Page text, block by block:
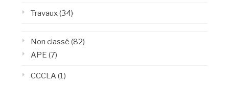
Travaux(34)
Non classé (82)
APE (7)
CCCLA (1)